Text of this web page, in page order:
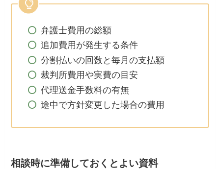
弁護士費用の総額
追加費用が発生する条件
分割払いの回数と毎月の支払額
裁判所費用や実費の目安
代理送金手数料の有無
途中で方針変更した場合の費用
相談時に準備しておくとよい資料